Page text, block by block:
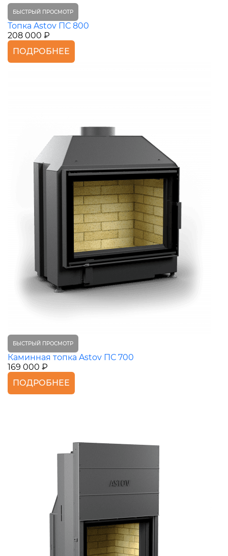
БЫСТРЫЙ ПРОСМОТР
Топка Astov ПС 800
208 000 ₽
ПОДРОБНЕЕ
БЫСТРЫЙ ПРОСМОТР
Каминная топка Astov ПС 700
169 000 ₽
ПОДРОБНЕЕ